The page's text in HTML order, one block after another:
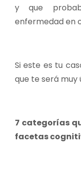
y que
enfermedad en
Si este es tu
que te será muy
7 categorías
facetas